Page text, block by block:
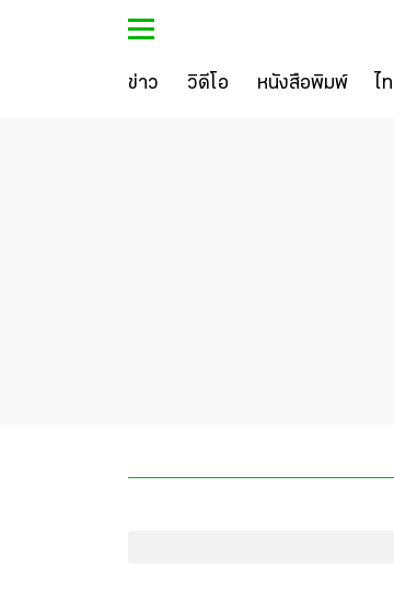
ข่าว วิดีโอ หนังสือพิมพ์ ไ